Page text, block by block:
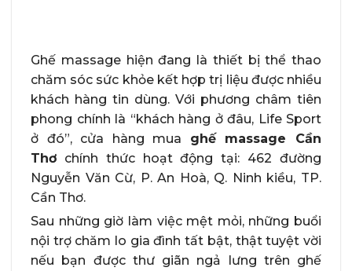
Ghế massage hiện đang là thiết bị thể thao
chăm sóc sức khỏe kết hợp trị liệu được nhiều
khách hàng tin dùng. Với phương châm tiên
phong chính là “khách hàng ở đâu, Life Sport
ở đó”, cửa hàng mua ghế massage Cần
Thơ chính thức hoạt động tại: 462 đường
Nguyễn Văn Cừ, P. An Hoà, Q. Ninh kiều, TP.
Cần Thơ.
Sau những giờ làm việc mệt mỏi, những buổi
nội trợ chăm lo gia đình tất bật, thật tuyệt vời
nếu bạn được thư giãn ngả lưng trên ghế